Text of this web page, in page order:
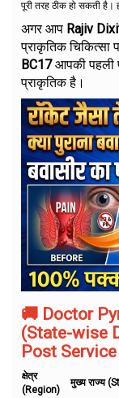
पूरी तरह ठीक हो सकती है।
अगर आप Rajiv
प्राकृतिक चिकित्सा
BC17आपकी पहली
प्राकृतिक है।
🚚 Doctor
(State-wise
Post Service
क्षेत्र
(Region)
मुख्य राज्य